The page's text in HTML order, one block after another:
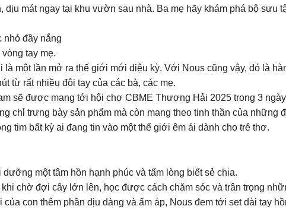
dịu mát ngay tại khu vườn sau nhà. Ba mẹ hãy khám phá bộ sưu
nhỏ đầy nắng
tay mẹ.
là một lần mở ra thế giới mới diệu kỳ. Với Nous cũng vậy, đó là
từ rất nhiều đôi tay của các bà, các mẹ.
sẽ được mang tới hội chợ CBME Thượng Hải 2025 trong 3
chỉ trưng bày sản phẩm mà còn mang theo tinh thần của những
tim bất kỳ ai đang tin vào một thế giới êm ái dành cho trẻ thơ.
một tâm hồn hạnh phúc và tấm lòng biết sẻ chia.
chờ đợi cây lớn lên, học được cách chăm sóc và trân trọng
con thêm phần dịu dàng và ấm áp, Nous đem tới set dài tay